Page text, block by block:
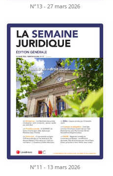
N°13 - 27 mars 2026
N°11 - 13 mars 2026